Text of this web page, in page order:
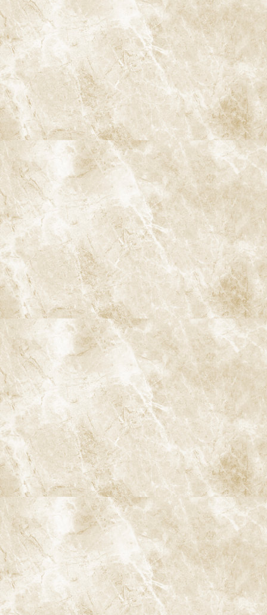
基本的には、根管治療や精密なレジン修復など、拡大視野が有効
な処置に積極的に用いています。一方で、歯の位置や口の開き具合
など、状況によってはマイクロスコープの使用が難しいケースもあ
ります。その場合でも、拡大鏡やラバーダムなどを併用し、可能
な限り精度の高い治療を行います。
Q. マイクロスコープを使うと治療費は高く
なりますか？
マイクロスコープを用いた根管治療は、高度な設備と時間・技術
を要するため、自費診療となるケースもあります。保険診療との違
いや費用については、事前に丁寧にご説明いたしますので、ご不
明な点は遠慮なくお尋ねください。
阿佐ヶ谷で顕微鏡精密根管治療をご
検討中の方へ
「何度も根の治療を繰り返している」「抜歯しかないと言われ
た」「できるだけ歯を残したい」とお悩みの方へ。マイクロスコ
ープを用いた顕微鏡精密根管治療は、すべての歯を救える魔法の治
療ではありませんが、従来の根管治療では限界のあった歯を守れ
る可能性を広げてくれる有力な選択肢です。阿佐ヶ谷の当院で
は、マイクロスコープ・ラバーダム・CT を活用した精密歯内療法
に取り組み、1本1本の歯の状態や将来のリスクを踏まえながら、
最適な治療方針をご提案しています。
「自分の歯がマイクロスコープによる治療の適応か知りたい」
「他院での根管治療がうまくいかず困っている」など、ご相談だけ
でも構いません。まずは一度、現在の状態を一緒に確認し、考え
られる選択肢についてお話ししてみませんか。
ページのトップへ
予防
歯のクリーニングと検査
歯周病治療
むし歯治療
根管治療
親知らずの抜歯